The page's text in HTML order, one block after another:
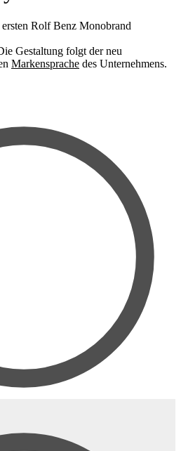
Rolf Benz Monobrand
Gestaltung folgt der neu
Markensprache des Unternehmens.